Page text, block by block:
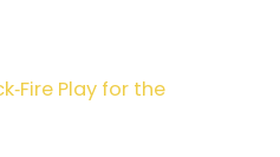
Play for the